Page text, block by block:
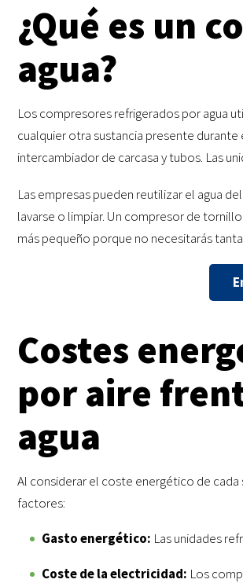
¿Qué es un
agua?
Los compresores refrigerados por agua
cualquier otra sustancia presente
intercambiador de carcasa y tubos. Las
Las empresas pueden reutilizar el agua
lavarse o limpiar. Un compresor de
más pequeño porque no necesitarás
Costes
por aire
agua
Al considerar el coste energético de
factores:
Gasto energético: Las unidades
Coste de la electricidad: Los